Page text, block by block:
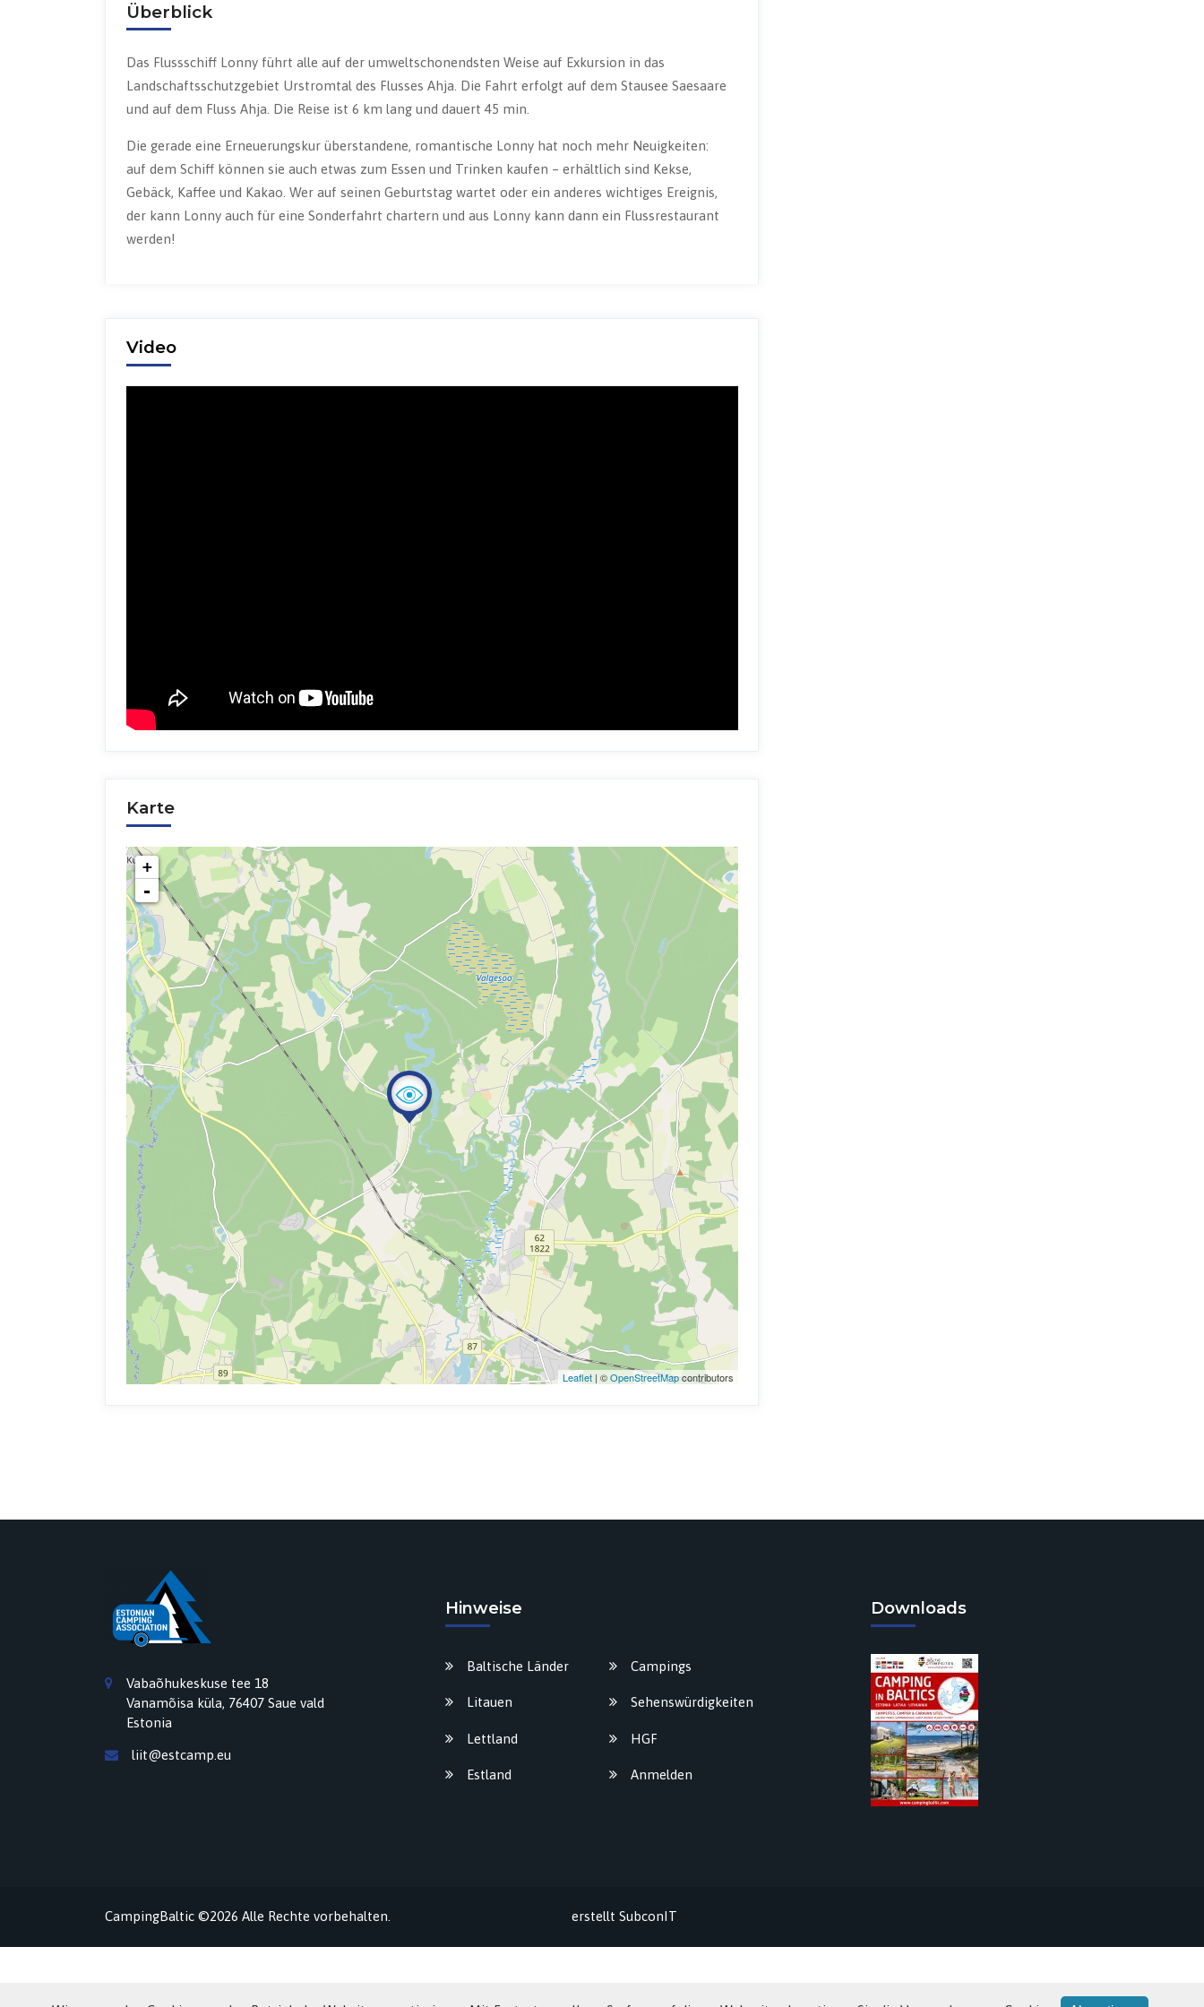
Überblick
Das Flussschiff Lonny führt alle auf der umweltschonendsten Weise auf Exkursion in das
Landschaftsschutzgebiet Urstromtal des Flusses Ahja. Die Fahrt erfolgt auf dem Stausee Saesaare
und auf dem Fluss Ahja. Die Reise ist 6 km lang und dauert 45 min.
Die gerade eine Erneuerungskur überstandene, romantische Lonny hat noch mehr Neuigkeiten:
auf dem Schiff können sie auch etwas zum Essen und Trinken kaufen – erhältlich sind Kekse,
Gebäck, Kaffee und Kakao. Wer auf seinen Geburtstag wartet oder ein anderes wichtiges Ereignis,
der kann Lonny auch für eine Sonderfahrt chartern und aus Lonny kann dann ein Flussrestaurant
werden!
Video
Karte
+
-
Leaflet| ©OpenStreetMapcontributors
Vabaõhukeskuse tee 18
Vanamõisa küla, 76407 Saue vald
Estonia
liit@estcamp.eu
Hinweise
Baltische Länder
Litauen
Lettland
Estland
Campings
Sehenswürdigkeiten
HGF
Anmelden
Downloads
CampingBaltic ©2026 Alle Rechte vorbehalten. erstellt SubconIT